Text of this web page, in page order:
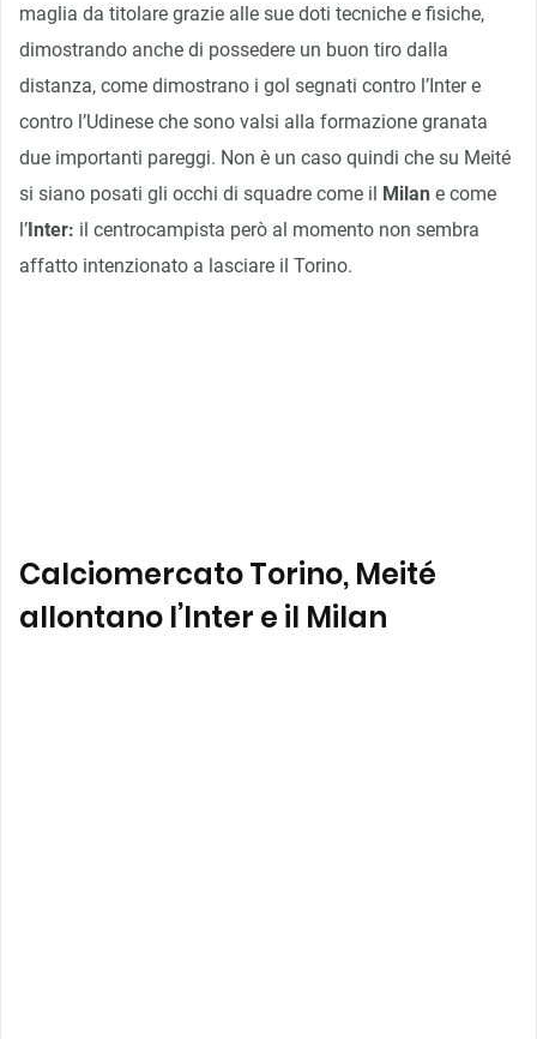
maglia da titolare grazie alle sue doti tecniche e fisiche,
dimostrando anche di possedere un buon tiro dalla
distanza, come dimostrano i gol segnati contro l’Inter e
contro l’Udinese che sono valsi alla formazione granata
due importanti pareggi. Non è un caso quindi che su Meité
si siano posati gli occhi di squadre come il Milan e come
l’Inter: il centrocampista però al momento non sembra
affatto intenzionato a lasciare il Torino.
Calciomercato Torino, Meité
allontano l’Inter e il Milan